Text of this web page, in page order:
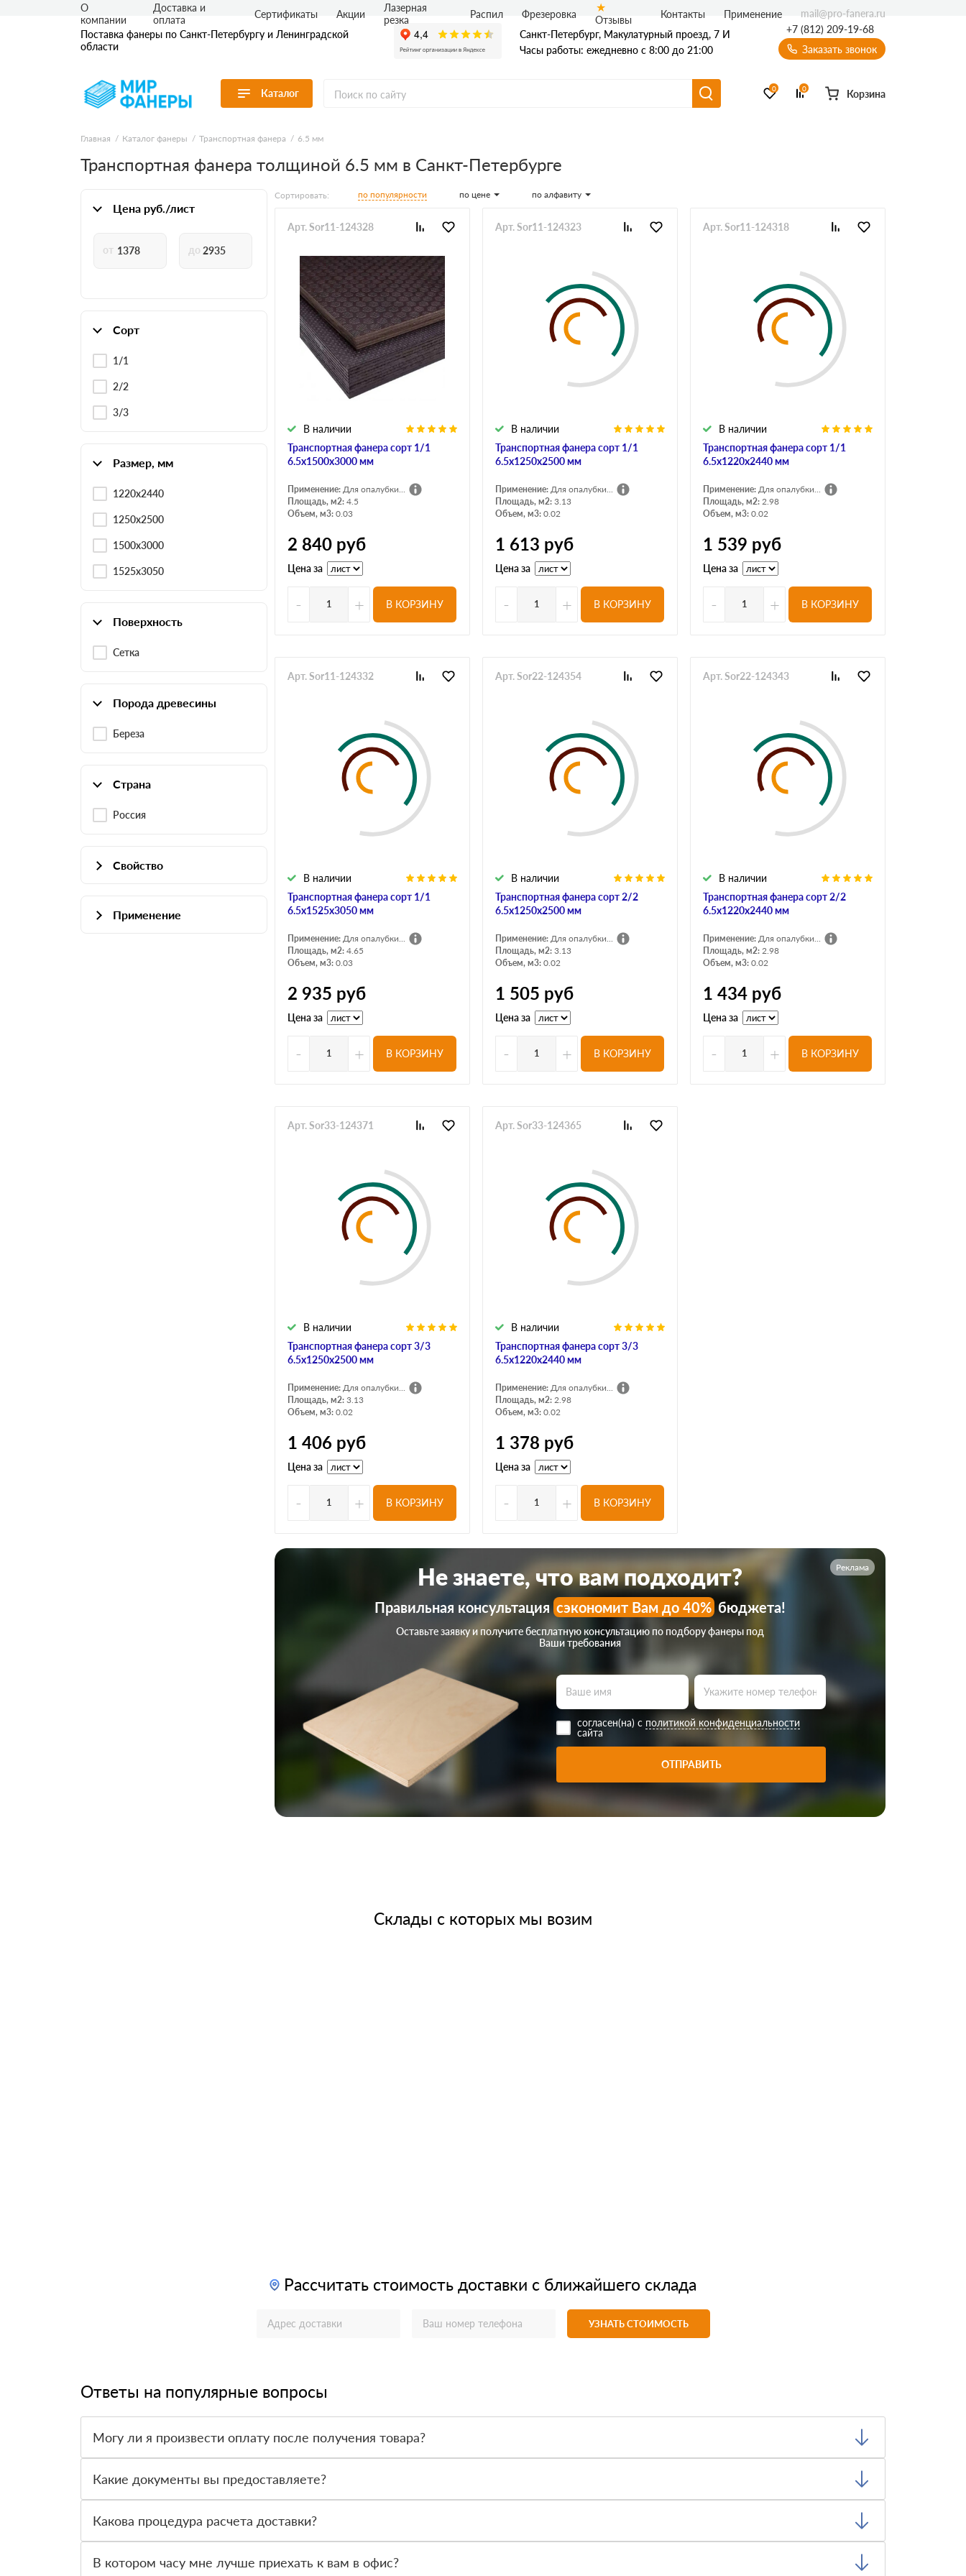
Поставка фанеры по Санкт-Петербургу и Ленинградской
области
Санкт-Петербург, Макулатурный проезд, 7 И
Часы работы: ежедневно с 8:00 до 21:00
+7 (812) 209-19-68
Заказать звонок
Каталог
Перейти в каталог
Продуктовые
линейки
По толщине
По размеру
Фанера ФК
Фанера ФСФ
Транспортная фанера
Бакелитовая фанера ФБС
0 0 Корзина
О
компании
Доставка и
оплата
Сертификаты Акции
Лазерная
резка
Распил Фрезеровка Отзывы Контакты Применение mail@pro-fanera.ru
Главная Каталог фанеры Транспортная фанера 6.5 мм
Транспортная фанера толщиной 6.5 мм в Санкт-Петербурге
Цена руб./лист
Сорт
1/1
2/2
3/3
Размер, мм
1220х2440
1250х2500
1500х3000
1525х3050
Поверхность
Сетка
Порода древесины
Береза
Страна
Россия
Свойство
Применение
Сортировать: по популярности по цене по алфавиту
Транспортная фанера сорт 1/1
6.5х1500х3000 мм
В наличии
Арт. Sor11-124328
Применение: Для опалубки...
Площадь, м2: 4.5
Объем, м3: 0.03
2 840 руб
Цена за
- + В КОРЗИНУ
Транспортная фанера сорт 1/1
6.5х1250х2500 мм
В наличии
Арт. Sor11-124323
Применение: Для опалубки...
Площадь, м2: 3.13
Объем, м3: 0.02
1 613 руб
Цена за
- + В КОРЗИНУ
Транспортная фанера сорт 1/1
6.5х1220х2440 мм
В наличии
Арт. Sor11-124318
Применение: Для опалубки...
Площадь, м2: 2.98
Объем, м3: 0.02
1 539 руб
Цена за
- + В КОРЗИНУ
Транспортная фанера сорт 1/1
6.5х1525х3050 мм
В наличии
Арт. Sor11-124332
Применение: Для опалубки...
Площадь, м2: 4.65
Объем, м3: 0.03
2 935 руб
Цена за
- + В КОРЗИНУ
Транспортная фанера сорт 2/2
6.5х1250х2500 мм
В наличии
Арт. Sor22-124354
Применение: Для опалубки...
Площадь, м2: 3.13
Объем, м3: 0.02
1 505 руб
Цена за
- + В КОРЗИНУ
Транспортная фанера сорт 2/2
6.5х1220х2440 мм
В наличии
Арт. Sor22-124343
Применение: Для опалубки...
Площадь, м2: 2.98
Объем, м3: 0.02
1 434 руб
Цена за
- + В КОРЗИНУ
Транспортная фанера сорт 3/3
6.5х1250х2500 мм
В наличии
Арт. Sor33-124371
Применение: Для опалубки...
Площадь, м2: 3.13
Объем, м3: 0.02
1 406 руб
Цена за
- + В КОРЗИНУ
Транспортная фанера сорт 3/3
6.5х1220х2440 мм
В наличии
Арт. Sor33-124365
Применение: Для опалубки...
Площадь, м2: 2.98
Объем, м3: 0.02
1 378 руб
Цена за
- + В КОРЗИНУ
Реклама
Не знаете, что вам подходит?
Правильная консультация сэкономит Вам до 40% бюджета!
Оставьте заявку и получите бесплатную консультацию по подбору фанеры под
Ваши требования
согласен(на) с политикой конфиденциальности
сайта
ОТПРАВИТЬ
Склады с которых мы возим
Рассчитать стоимость доставки с ближайшего склада
УЗНАТЬ СТОИМОСТЬ
Ответы на популярные вопросы
Могу ли я произвести оплату после получения товара?
Какие документы вы предоставляете?
предлагаемый нами товар.
Какова процедура расчета доставки?
доставки и сообщит вам эту информацию.
В котором часу мне лучше приехать к вам в офис?